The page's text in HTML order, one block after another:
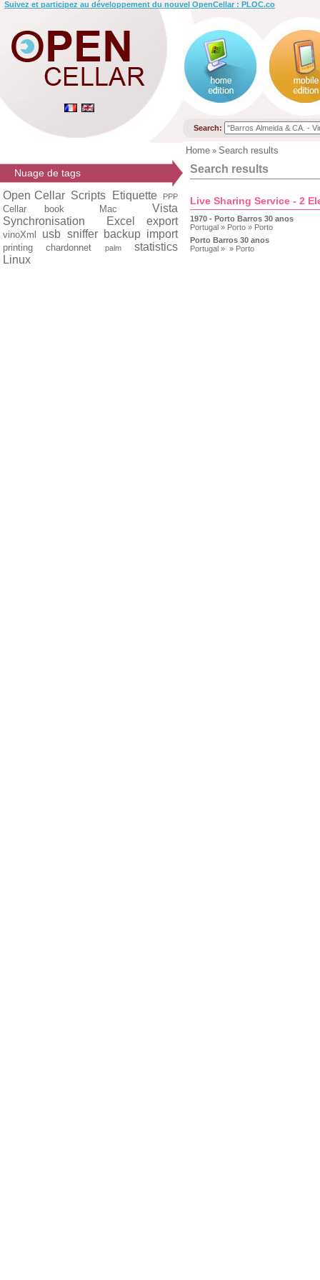
Suivez et participez au développement du nouvel OpenCellar : PLOC.co
Search:
Home » Search results
Nuage de tags
Open Cellar Scripts Etiquette PPP
Cellar book Mac
Vista
Synchronisation
Excel export
vinoXml usb sniffer backup import
printing chardonnet palm
statistics
Linux
Search results
Live Sharing Service - 2
1970 - Porto Barros 30 anos
Portugal » Porto » Porto
Porto Barros 30 anos
Portugal » » Porto